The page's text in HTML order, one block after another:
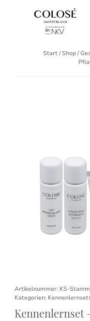
Start/Shop/
Artikelnummer: KS-
Kategorien:
Kennenlernset